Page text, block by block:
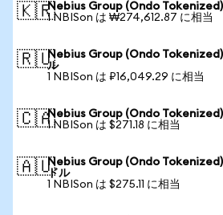
🇰🇷Nebius Group (Ondo Tokenized)
1 NBISon は ₩274,612.87 に相当
🇷🇺Nebius Group (Ondo Tokenized)
ル
1 NBISon は ₽16,049.29 に相当
🇨🇦Nebius Group (Ondo Tokenized)
1 NBISon は $271.18 に相当
🇦🇺Nebius Group (Ondo Tokenized)
ドル
1 NBISon は $275.11 に相当